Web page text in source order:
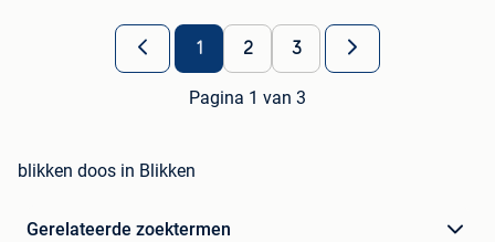
1 2 3
Pagina 1 van 3
blikken doos in Blikken
Gerelateerde zoektermen